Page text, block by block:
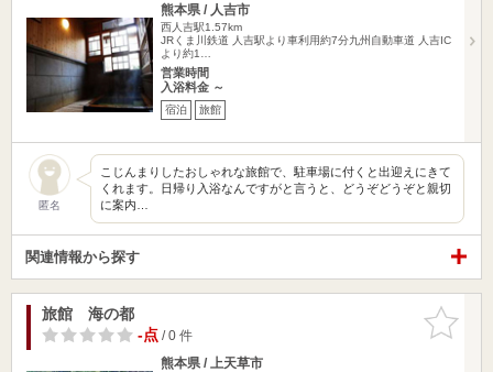
熊本県 / 人吉市
西人吉駅1.57km
JRくま川鉄道 人吉駅より車利用約7分九州自動車道 人吉IC
より約1…
営業時間
入浴料金 ～
宿泊 旅館
匿名
こじんまりしたおしゃれな旅館で、駐車場に付くと出迎えにきて
くれます。日帰り入浴なんですがと言うと、どうぞどうぞと親切
に案内…
関連情報から探す
お気に入
りに追加
旅館 海の都
-点/ 0 件
熊本県 / 上天草市